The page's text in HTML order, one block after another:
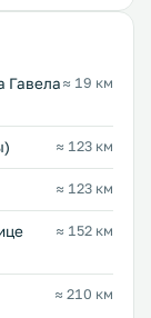
Гавела ≈ 19 км
≈ 123 км
≈ 123 км
≈ 152 км
≈ 210 км